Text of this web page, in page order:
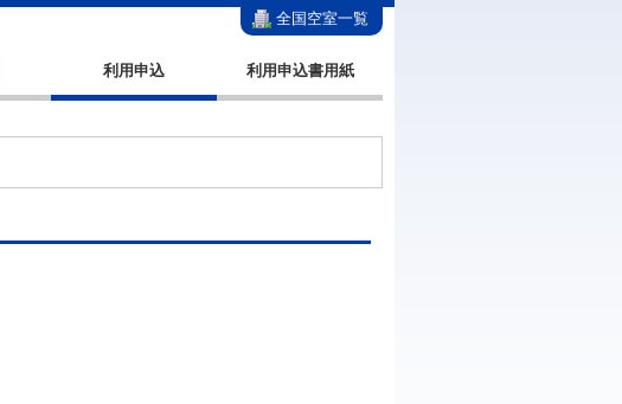
全国空室一覧
利用申込 利用申込書用紙